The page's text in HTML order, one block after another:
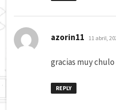
azorin11 dice:
11 abril,
gracias muy chulo
REPLY